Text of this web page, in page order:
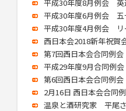
平成30年度8月例会 英
平成30年度6月例会
平成30年度4月例会 リ
西日本会2018新年祝賀
第7回西日本会合同例
平成29年度9月合同例
第6回西日本会合同例
2月16日 西日本会合同
温泉と酒研究家 平尾